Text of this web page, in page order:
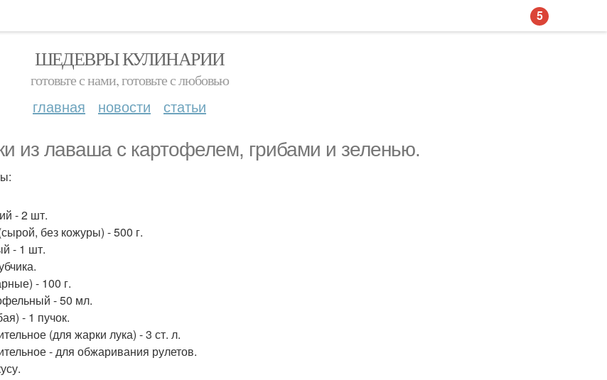
ШЕДЕВРЫ КУЛИНАРИИ
готовьте с нами, готовьте с любовью
главная новости статьи
из лаваша с картофелем, грибами и зеленью.
- 2 шт.
без кожуры) - 500 г.
- 1 шт.
- 100 г.
- 50 мл.
- 1 пучок.
(для жарки лука) - 3 ст. л.
- для обжаривания рулетов.
5